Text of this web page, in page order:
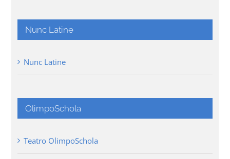
Nunc Latine
Nunc Latine
OlimpoSchola
Teatro OlimpoSchola